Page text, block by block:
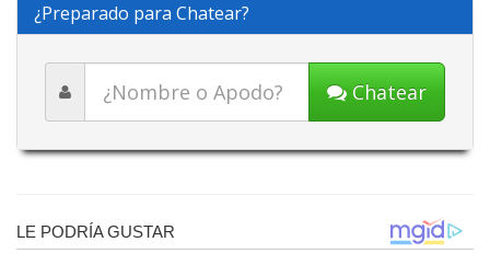
¿Preparado para Chatear?
Chatear